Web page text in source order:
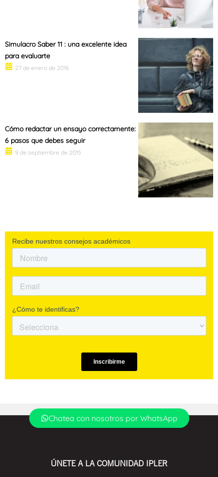
Simulacro Saber 11 : una excelente idea
para evaluarte
27 de enero de 2016
Cómo redactar un ensayo correctamente:
6 pasos que debes seguir
9 de septiembre de 2015
Chatea con nosotros por WhatsApp
ÚNETE A LA COMUNIDAD IPLER